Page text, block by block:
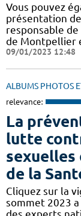
Vous pouvez
présentation
responsable
de Montpellier
09/01/2023 12:48
ALBUMS PHOTOS
relevance:
La
lutte
sexuelles
de la
Cliquez sur la
sommet 2023